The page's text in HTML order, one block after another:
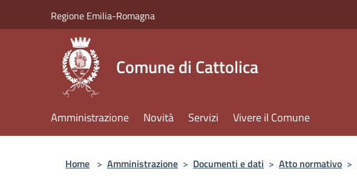
Regione Emilia-Romagna
Comune di Cattolica
Amministrazione Novità Servizi Vivere il Comune
Home > Amministrazione > Documenti e dati > Atto normativo >